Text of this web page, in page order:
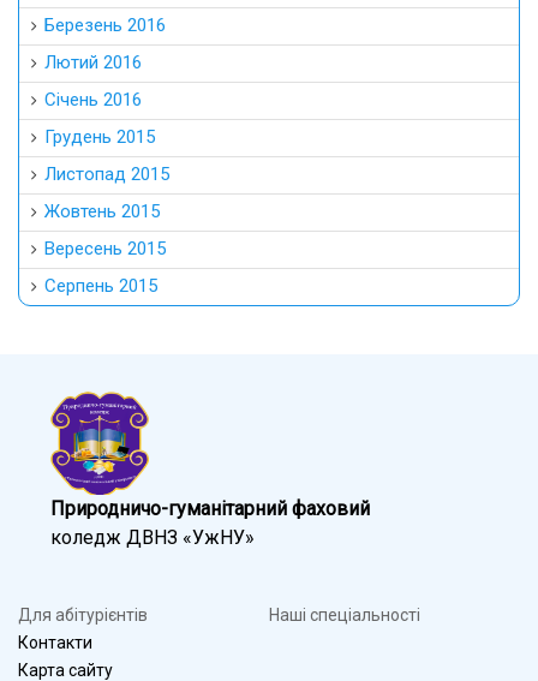
Березень 2016
Лютий 2016
Січень 2016
Грудень 2015
Листопад 2015
Жовтень 2015
Вересень 2015
Серпень 2015
Природничо-гуманітарний фаховий
коледж ДВНЗ «УжНУ»
Для абітурієнтів
Контакти
Карта сайту
Наші спеціальності